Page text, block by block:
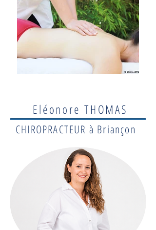
Eléonore THOMAS
CHIROPRACTEUR à Briançon